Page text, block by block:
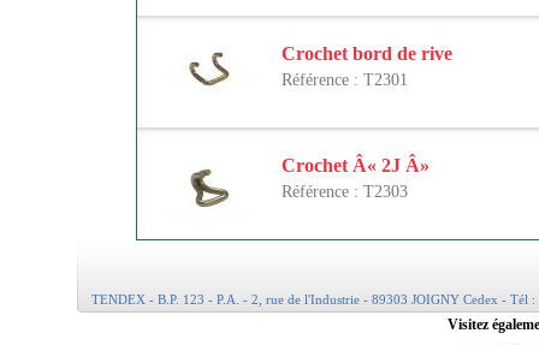
Crochet bord de rive
Référence : T2301
Crochet Â« 2J Â»
Référence : T2303
TENDEX - B.P. 123 - P.A. - 2, rue de l'Industrie - 89303 JOIGNY Cedex - Tél
Visitez